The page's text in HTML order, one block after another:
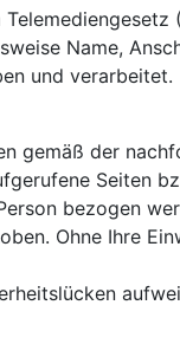
Name,
und verarbeitet.
gemäß der
Seiten
bezogen
Ohne Ihre